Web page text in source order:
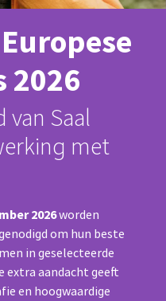
2026
Saal
met
2026worden
om hun beste
in geselecteerde
extra aandacht geeft
en hoogwaardige